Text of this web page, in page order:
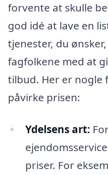
forvente at skulle
god idé at lave en
tjenester, du
fagfolkene med at
tilbud. Her er nogle
påvirke prisen:
Ydelsens art:
priser. For